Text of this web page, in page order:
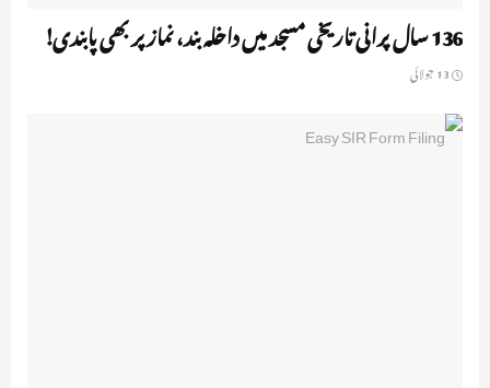
136 سال پرانی تاریخی مسجد میں داخلہ بند، نماز پر بھی پابندی!